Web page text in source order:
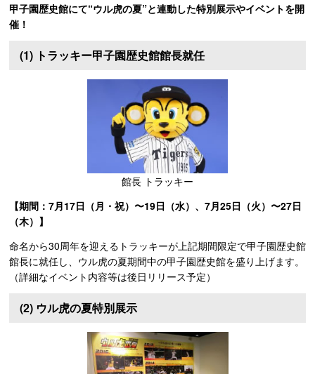
甲子園歴史館にて“ウル虎の夏”と連動した特別展示やイベントを開
催！
(1) トラッキー甲子園歴史館館長就任
館長 トラッキー
【期間：7月17日（月・祝）〜19日（水）、7月25日（火）〜27日
（木）】
命名から30周年を迎えるトラッキーが上記期間限定で甲子園歴史館
館長に就任し、ウル虎の夏期間中の甲子園歴史館を盛り上げます。
（詳細なイベント内容等は後日リリース予定）
(2) ウル虎の夏特別展示